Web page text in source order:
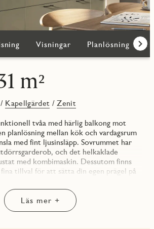
Visningar Planlösning
m²
/ Kapellgärdet /Zenit
tvåa med härlig balkong mot
planlösning mellan kök och vardagsrum
med fint ljusinsläpp. Sovrummet har
och det helkaklade
med kombimaskin. Dessutom finns
tillval för att sätta din egen prägel på
Läs mer +